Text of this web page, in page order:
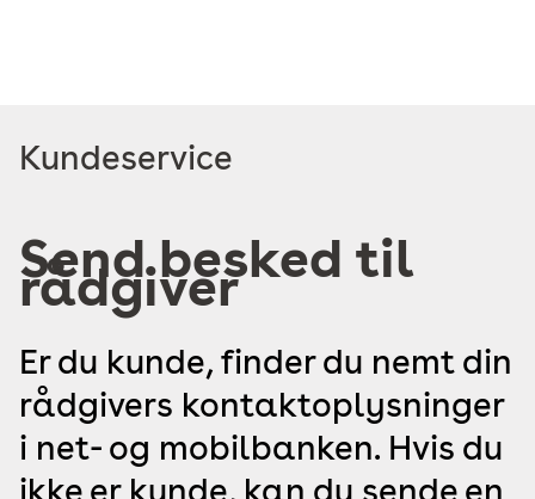
Læs
Kundeservice
Send besked til
rådgiver
Er du kunde, finder du nemt din
rådgivers kontaktoplysninger
i net- og mobilbanken. Hvis du
ikke er kunde, kan du sende en